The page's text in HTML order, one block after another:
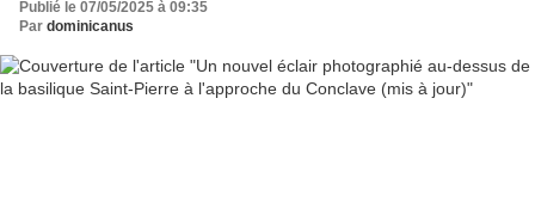
Publié le 07/05/2025 à 09:35
Par dominicanus